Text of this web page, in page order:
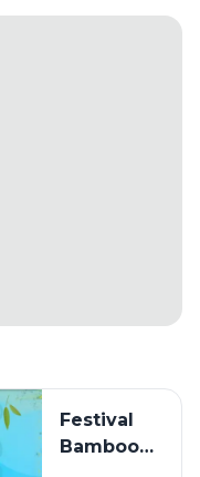
Festival
Bamboo